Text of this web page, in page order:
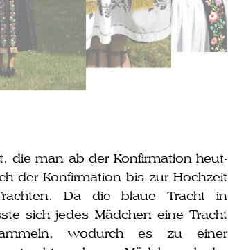
die man ab der Konfirmation heut­
der Konfirmation bis zur Hochzeit
Da die blaue Tracht in
sich jedes Mädchen eine Tracht
wodurch es zu einer